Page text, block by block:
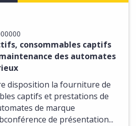
consommables captifs
des automates
disposition la fourniture de
captifs et prestations de
de marque
de présentation...